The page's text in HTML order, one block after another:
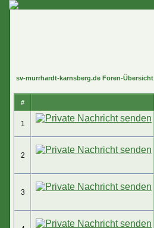
sv-murrhardt-karnsberg.de Foren-Übersicht
#
1
2
3